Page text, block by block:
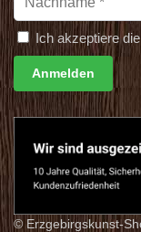
Ich akzeptiere
© Erzgebirgskunst-